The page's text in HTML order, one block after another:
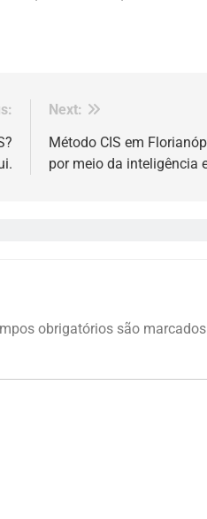
Next:
Método CIS em
por meio da inteligência
obrigatórios são